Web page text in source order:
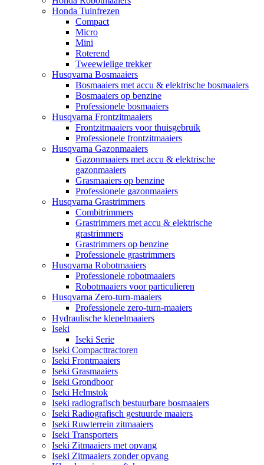
Honda Tuinfrezen
Compact
Micro
Mini
Roterend
Tweewielige trekker
Husqvarna Bosmaaiers
Bosmaaiers met accu & elektrische bosmaaiers
Bosmaaiers op benzine
Professionele bosmaaiers
Husqvarna Frontzitmaaiers
Frontzitmaaiers voor thuisgebruik
Professionele frontzitmaaiers
Husqvarna Gazonmaaiers
Gazonmaaiers met accu & elektrische
gazonmaaiers
Grasmaaiers op benzine
Professionele gazonmaaiers
Husqvarna Grastrimmers
Combitrimmers
Grastrimmers met accu & elektrische
grastrimmers
Grastrimmers op benzine
Professionele grastrimmers
Husqvarna Robotmaaiers
Professionele robotmaaiers
Robotmaaiers voor particulieren
Husqvarna Zero-turn-maaiers
Professionele zero-turn-maaiers
Hydraulische klepelmaaiers
Iseki
Iseki Serie
Iseki Compacttractoren
Iseki Frontmaaiers
Iseki Grasmaaiers
Iseki Grondboor
Iseki Helmstok
Iseki radiografisch bestuurbare bosmaaiers
Iseki Radiografisch gestuurde maaiers
Iseki Ruwterrein zitmaaiers
Iseki Transporters
Iseki Zitmaaiers met opvang
Iseki Zitmaaiers zonder opvang